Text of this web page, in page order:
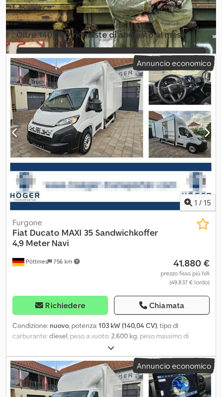
Oltre 140.000 richieste di acquisto al mese
Selezioni il pacchetto pubblicitario per
venditori
Annuncio economico
1 / 15
Pöttmes 756 km
Furgone
Fiat Ducato MAXI 35 Sandwichkoffer
4,9 Meter Navi
41.880 €
prezzo fisso più IVA
(49.837 € lordo)
Richiedere Chiamata
Condizione: nuovo, potenza:103 kW (140,04 CV), tipo di
carburante:diesel, peso a vuoto:2.600 kg, peso massimo di
, peso complessivo:
pneumatici:215/75R16C, configurazione degli assi:4x2, passo:
4.035 mm, carburante:diesel, Emissioni di CO₂:177 g/km,
consumo di carburante (urbano):
7,9 l/100km
, consumo di
carburante (extraurbano):6 l/100km, consumo di carburante
Annuncio economico